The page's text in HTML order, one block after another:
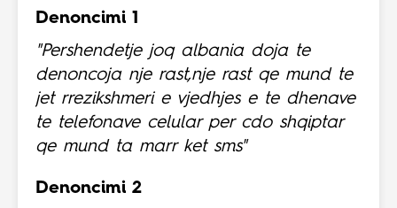
Denoncimi 1
"Pershendetje joq albania doja te
denoncoja nje rast,nje rast qe mund te
jet rrezikshmeri e vjedhjes e te dhenave
te telefonave celular per cdo shqiptar
qe mund ta marr ket sms"
Denoncimi 2